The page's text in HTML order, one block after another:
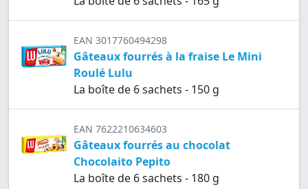
EAN 3017760494298
Gâteaux fourrés à la fraise Le Mini
Roulé Lulu
La boîte de 6 sachets - 150 g
EAN 7622210634603
Gâteaux fourrés au chocolat
Chocolaito Pepito
La boîte de 6 sachets - 180 g